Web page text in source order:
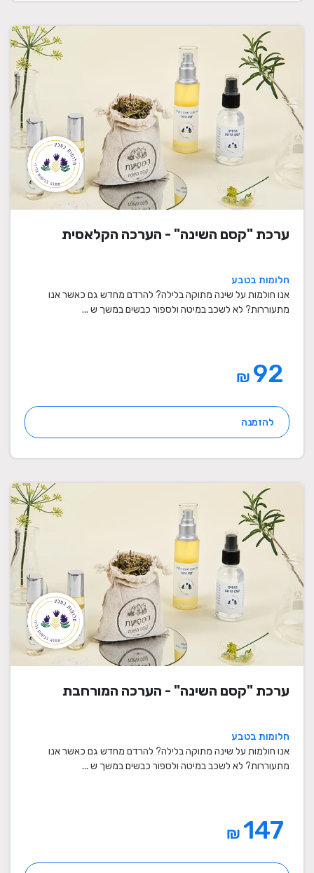
ערכת "קסם השינה" - הערכה הקלאסית
חלומות בטבע
אנו חולמות על שינה מתוקה בלילה? להרדם מחדש גם כאשר אנו
מתעוררות? לא לשכב במיטה ולספור כבשים במשך ש ...
₪
להזמנה
ערכת "קסם השינה" - הערכה המורחבת
חלומות בטבע
אנו חולמות על שינה מתוקה בלילה? להרדם מחדש גם כאשר אנו
מתעוררות? לא לשכב במיטה ולספור כבשים במשך ש ...
₪